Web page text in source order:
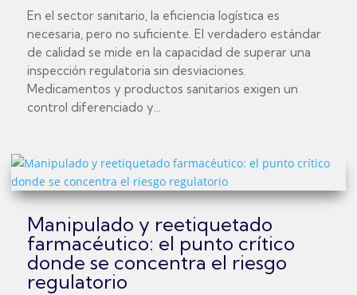
En el sector sanitario, la eficiencia logística es
necesaria, pero no suficiente. El verdadero estándar
de calidad se mide en la capacidad de superar una
inspección regulatoria sin desviaciones.
Medicamentos y productos sanitarios exigen un
control diferenciado y...
Manipulado y reetiquetado
farmacéutico: el punto crítico
donde se concentra el riesgo
regulatorio